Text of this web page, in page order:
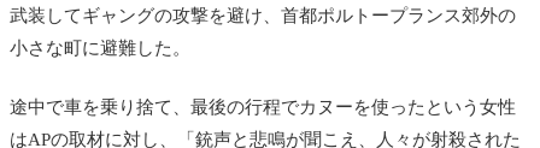
武装してギャングの攻撃を避け、首都ポルトープランス郊外の
小さな町に避難した。
途中で車を乗り捨て、最後の行程でカヌーを使ったという女性
はAPの取材に対し、「銃声と悲鳴が聞こえ、人々が射殺された